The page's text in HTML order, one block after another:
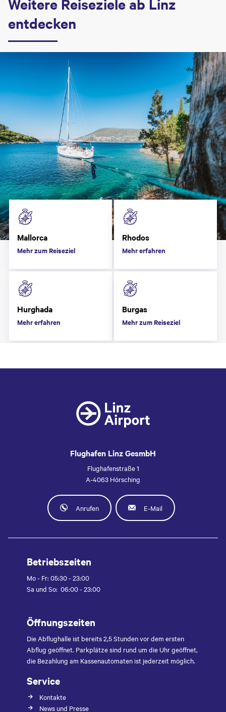
entdecken
Mallorca
Mehr zum Reiseziel
Rhodos
Mehr erfahren
Hurghada
Mehr erfahren
Burgas
Mehr zum Reiseziel
Flughafen Linz GesmbH
Flughafenstraße 1
A-4063 Hörsching
Anrufen E-Mail
Betriebszeiten
Mo - Fr: 05:30 - 23:00
Sa und So: 06:00 - 23:00
Öffnungszeiten
Die Abflughalle ist bereits 2,5 Stunden vor dem ersten
Abflug geöffnet. Parkplätze sind rund um die Uhr geöffnet,
die Bezahlung am Kassenautomaten ist jederzeit möglich.
Service
Kontakte
News und Presse